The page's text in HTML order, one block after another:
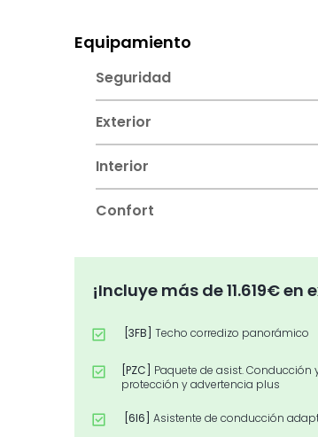
Equipamiento
Seguridad
Exterior
Interior
Confort
¡Incluye más de 11.619€ en
[3FB] Techo corredizo panorámico
[PZC]
Paquete de asist.
protección y advertencia plus
[6I6] Asistente de conducción